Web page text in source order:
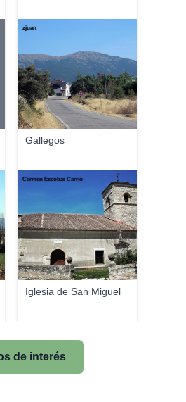
Gallegos
zjuan
Iglesia de San Miguel
Carmen Escobar Carrio
de interés